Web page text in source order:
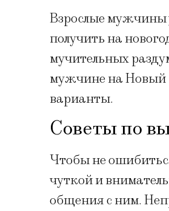
Взрослые мужчины
получить на
мучительных
мужчине на Новый
варианты.
Советы по
Чтобы не
чуткой и
общения с ним.